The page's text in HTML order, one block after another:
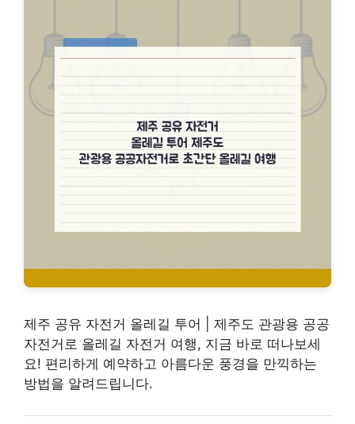
제주 공유 자전거 올레길 투어 | 제주도 관광용 공공
자전거로 올레길 자전거 여행, 지금 바로 떠나보세
요! 편리하게 예약하고 아름다운 풍경을 만끽하는
방법을 알려드립니다.